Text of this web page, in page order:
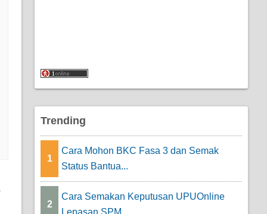
Trending
1
Cara Mohon BKC Fasa 3 dan Semak
Status Bantua...
2
Cara Semakan Keputusan UPUOnline
Lepasan SPM ...